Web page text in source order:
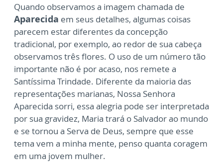
Quando observamos a imagem chamada de
Aparecida em seus detalhes, algumas coisas
parecem estar diferentes da concepção
tradicional, por exemplo, ao redor de sua cabeça
observamos três flores. O uso de um número tão
importante não é por acaso, nos remete a
Santíssima Trindade. Diferente da maioria das
representações marianas, Nossa Senhora
Aparecida sorri, essa alegria pode ser interpretada
por sua gravidez, Maria trará o Salvador ao mundo
e se tornou a Serva de Deus, sempre que esse
tema vem a minha mente, penso quanta coragem
em uma jovem mulher.